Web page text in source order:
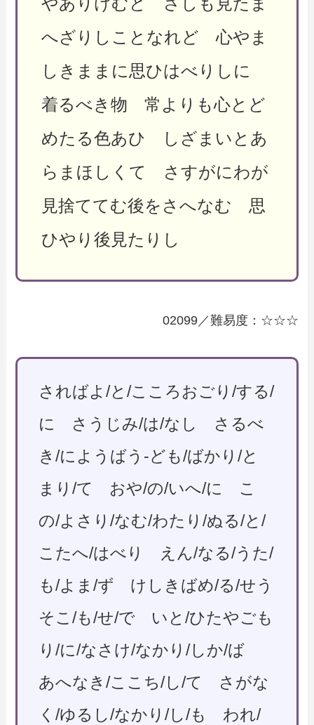
へざりしことなれど 心やま
しきままに思ひはべりしに
着るべき物 常よりも心とど
めたる色あひ しざまいとあ
らまほしくて さすがにわが
見捨ててむ後をさへなむ 思
ひやり後見たりし
02099／難易度：☆☆☆
さればよ/と/こころおごり/する/
に さうじみ/は/なし さるべ
き/にようばう-ども/ばかり/と
まり/て おや/の/いへ/に こ
の/よさり/なむ/わたり/ぬる/と/
こたへ/はべり えん/なる/うた/
も/よま/ず けしきばめ/る/せう
そこ/も/せ/で いと/ひたやごも
り/に/なさけ/なかり/しか/ば
あへなき/ここち/し/て さがな
く/ゆるし/なかり/し/も われ/